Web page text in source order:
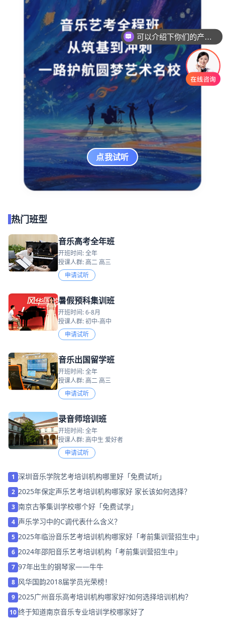
点我试听
热门班型
音乐高考全年班
开班时间: 全年
授课人群: 高二 高三
申请试听
暑假预科集训班
开班时间: 6-8月
授课人群: 初中-高中
申请试听
音乐出国留学班
开班时间: 全年
授课人群: 高二 高三
申请试听
录音师培训班
开班时间: 全年
授课人群: 高中生 爱好者
申请试听
1 深圳音乐学院艺考培训机构哪里好「免费试听」
2 2025年保定声乐艺考培训机构哪家好 家长该如何选择？
3 南京古筝集训学校哪个好「免费试学」
4 声乐学习中的C调代表什么含义？
5 2025年临汾音乐艺考培训机构哪家好「考前集训营招生中」
6 2024年邵阳音乐艺考培训机构「考前集训营招生中」
7 97年出生的钢琴家——牛牛
8 风华国韵2018届学员光荣榜！
9 2025广州音乐高考培训机构哪家好?如何选择培训机构？
10终于知道南京音乐专业培训学校哪家好了